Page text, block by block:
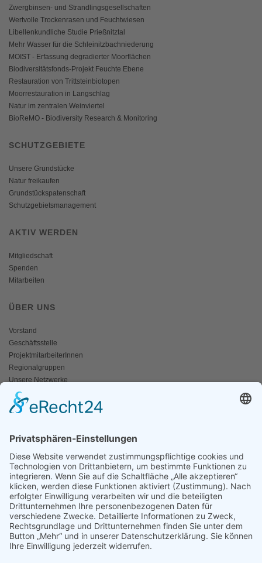
Zwergbinsen- und Strandlingsgesellschaften
Wertvolle Trockenrasen und Feuchtwiesen
Libellenkundliche Studie Prießnitztal
Mehr Wasser für die Schleinitzbachniederung
MOIST - Erfassung degradierter Moorflächen
Biodiversitätsfonds-Projekt Feuchte Ebene
Restauration von Trittsteinbiotopen
Moorrestauration in Langschlag
Natur im zentralen Weinviertel
BioReMO - Biodiversity Research & Monitoring
SCHUTZGEBIETE
Unsere Grundstücke
Natur freikaufen
Grundstückspatenschaft
Schutzgebietsmanagement
AKTIV WERDEN
Mitgliedschaft
Spenden
Mitarbeiten
ÜBER UNS
Vorstand
Geschäftsstelle
ProjektmitarbeiterInnen
Regionalgruppen
Unsere Netzwerke
Historisches
Impressum/Kontakt
Naturschutz bunt
Broschüren und Folder
Presseaussendungen
Newsletter
Fotos und Videos
ANWALT DER NATUR